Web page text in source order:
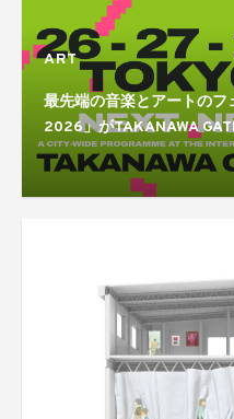
ART
最先端の音楽とアートの
2026」がTAKANAWA
Actress、William
国内外から多数出演！